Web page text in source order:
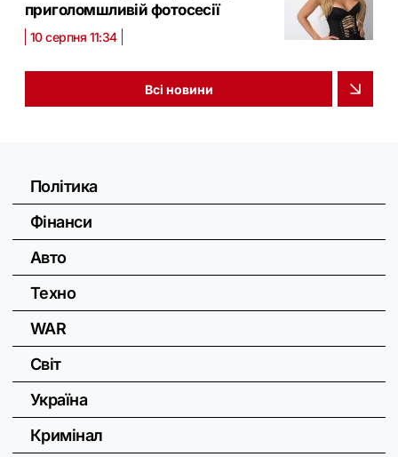
приголомшливій фотосесії
10 серпня 11:34
Всі новини
Політика
Фінанси
Авто
Техно
WAR
Світ
Україна
Кримінал